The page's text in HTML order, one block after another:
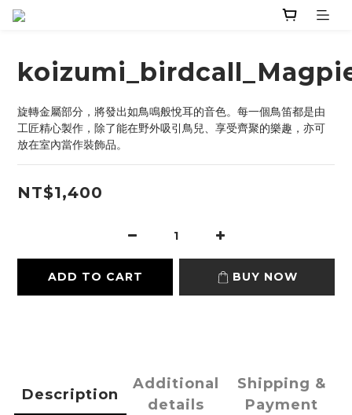
旋轉金屬部分，將發出如鳥鳴般悅耳的音色。每一個鳥笛都是由
工匠精心製作，除了能在野外吸引鳥兒、享受齊聚的樂趣，亦可
放在室內當作裝飾品。
NT$1,400
ADD TO CART BUY NOW
Description
Additional
details
Shipping &
Payment